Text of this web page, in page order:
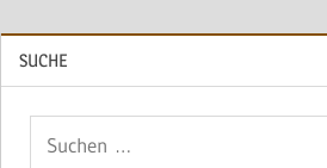
SUCHE